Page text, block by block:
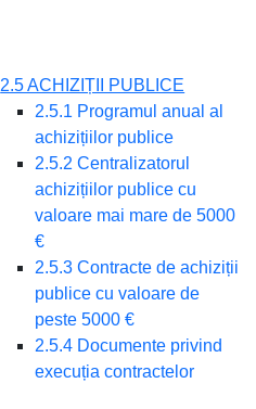
2.5 ACHIZIȚII PUBLICE
2.5.1 Programul anual al
achizițiilor publice
2.5.2 Centralizatorul
achizițiilor publice cu
valoare mai mare de 5000
€
2.5.3 Contracte de achiziții
publice cu valoare de
peste 5000 €
2.5.4 Documente privind
execuția contractelor